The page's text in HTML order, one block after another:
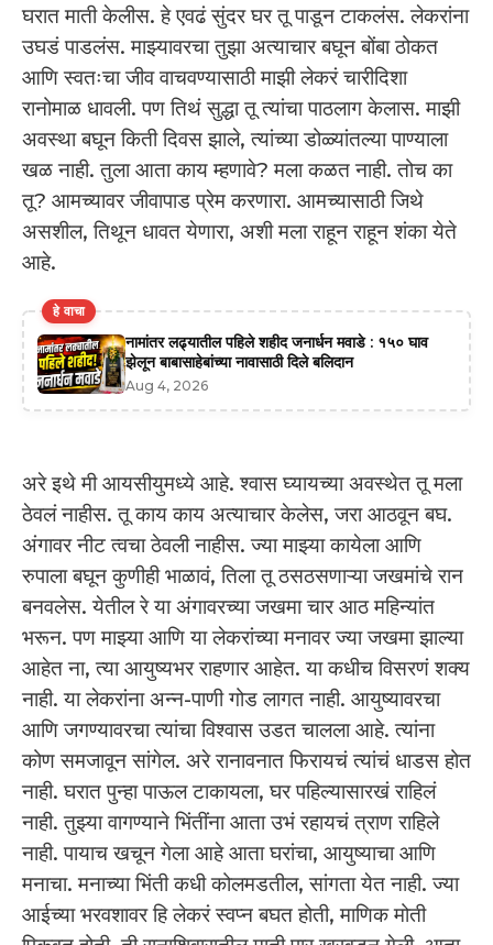
घरात माती केलीस. हे एवढं सुंदर घर तू पाडून टाकलंस. लेकरांना
उघडं पाडलंस. माझ्यावरचा तुझा अत्याचार बघून बोंबा ठोकत
आणि स्वतःचा जीव वाचवण्यासाठी माझी लेकरं चारीदिशा
रानोमाळ धावली. पण तिथं सुद्धा तू त्यांचा पाठलाग केलास. माझी
अवस्था बघून किती दिवस झाले, त्यांच्या डोळ्यांतल्या पाण्याला
खळ नाही. तुला आता काय म्हणावे? मला कळत नाही. तोच का
तू? आमच्यावर जीवापाड प्रेम करणारा. आमच्यासाठी जिथे
असशील, तिथून धावत येणारा, अशी मला राहून राहून शंका येते
आहे.
हे वाचा
नामांतर लढ्यातील पहिले शहीद जनार्धन मवाडे : १५० घाव
झेलून बाबासाहेबांच्या नावासाठी दिले बलिदान
Aug 4, 2026
अरे इथे मी आयसीयुमध्ये आहे. श्वास घ्यायच्या अवस्थेत तू मला
ठेवलं नाहीस. तू काय काय अत्याचार केलेस, जरा आठवून बघ.
अंगावर नीट त्वचा ठेवली नाहीस. ज्या माझ्या कायेला आणि
रुपाला बघून कुणीही भाळावं, तिला तू ठसठसणाऱ्या जखमांचे रान
बनवलेस. येतील रे या अंगावरच्या जखमा चार आठ महिन्यांत
भरून. पण माझ्या आणि या लेकरांच्या मनावर ज्या जखमा झाल्या
आहेत ना, त्या आयुष्यभर राहणार आहेत. या कधीच विसरणं शक्य
नाही. या लेकरांना अन्न-पाणी गोड लागत नाही. आयुष्यावरचा
आणि जगण्यावरचा त्यांचा विश्वास उडत चालला आहे. त्यांना
कोण समजावून सांगेल. अरे रानावनात फिरायचं त्यांचं धाडस होत
नाही. घरात पुन्हा पाऊल टाकायला, घर पहिल्यासारखं राहिलं
नाही. तुझ्या वागण्याने भिंतींना आता उभं रहायचं त्राण राहिले
नाही. पायाच खचून गेला आहे आता घरांचा, आयुष्याचा आणि
मनाचा. मनाच्या भिंती कधी कोलमडतील, सांगता येत नाही. ज्या
आईच्या भरवशावर हि लेकरं स्वप्न बघत होती, माणिक मोती